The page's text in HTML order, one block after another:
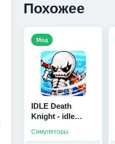
Похожее
IDLE Death
Knight - idle
меню)
Симуляторы
Мод